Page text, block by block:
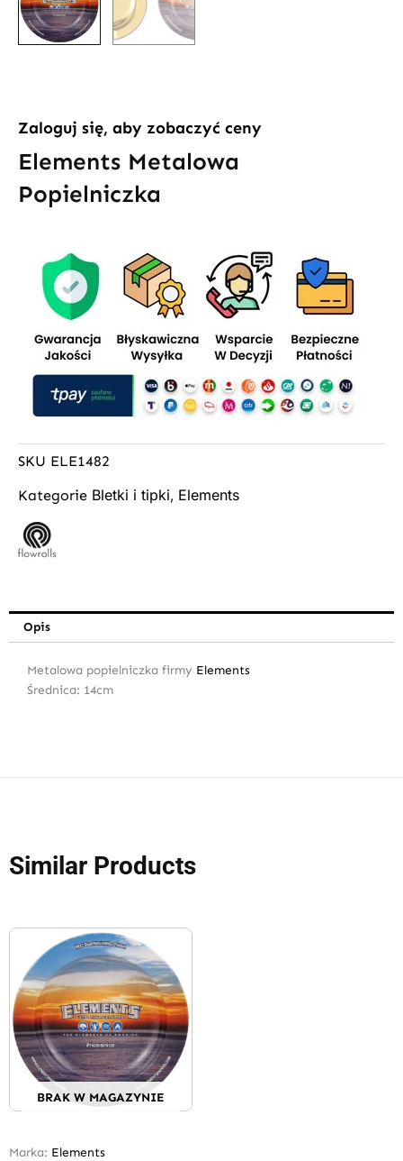
Zaloguj się, aby zobaczyć ceny
Elements Metalowa
Popielniczka
SKU ELE1482
Kategorie Bletki i tipki, Elements
Opis
Metalowa popielniczka firmy Elements
Średnica: 14cm
Similar Products
BRAK W MAGAZYNIE
Marka: Elements